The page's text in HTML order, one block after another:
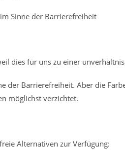
Sinne der Barrierefreiheit
dies für uns zu einer
der Barrierefreiheit. Aber die
möglichst verzichtet.
Alternativen zur Verfügung: